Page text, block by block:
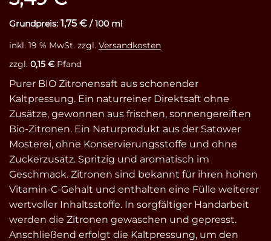
Kundenbewertung
Grundpreis: 1,75 € /100 ml
inkl. 19 % MwSt. zzgl. Versandkosten
zzgl. 0,15 €Pfand
Purer BIO Zitronensaft aus schonender
Kaltpressung. Ein naturreiner Direktsaft ohne
Zusätze, gewonnen aus frischen, sonnengereiften
Bio-Zitronen. Ein Naturprodukt aus der Satower
Mosterei, ohne Konservierungsstoffe und ohne
Zuckerzusatz. Spritzig und aromatisch im
Geschmack. Zitronen sind bekannt für ihren hohen
Vitamin-C-Gehalt und enthalten eine Fülle weiterer
wertvoller Inhaltsstoffe. In sorgfältiger Handarbeit
werden die Zitronen gewaschen und gepresst.
Anschließend erfolgt die Kaltpressung, um den